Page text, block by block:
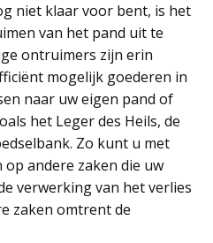
niet klaar voor bent, is het
van het pand uit te
ontruimers zijn erin
mogelijk goederen in
naar uw eigen pand of
het Leger des Heils, de
Zo kunt u met
andere zaken die uw
verwerking van het verlies
zaken omtrent de